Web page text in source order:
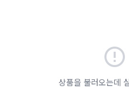
상품을 불러오는데